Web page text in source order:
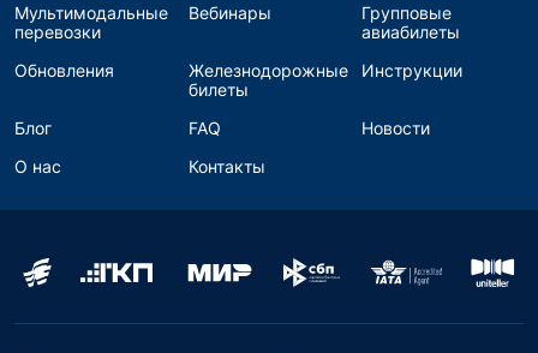
Мультимодальные
перевозки
Вебинары
Групповые
авиабилеты
Обновления
Железнодорожные
билеты
Инструкции
Блог FAQ
Новости
О нас
Контакты